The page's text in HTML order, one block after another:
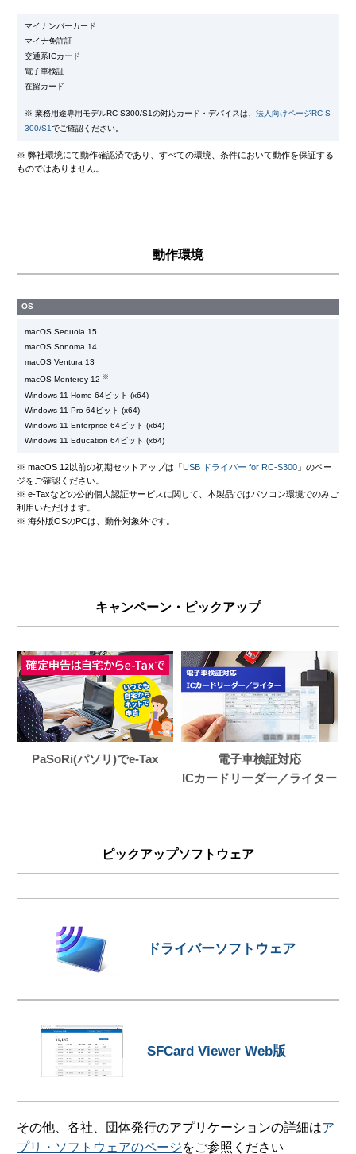
マイナンバーカード
マイナ免許証
交通系ICカード
電子車検証
在留カード
※ 業務用途専用モデルRC-S300/S1の対応カード・デバイスは、 法人向けページRC-S
300/S1でご確認ください。
※ 弊社環境にて動作確認済であり、すべての環境、条件において動作を保証する
ものではありません。
動作環境
OS
macOS Sequoia 15
macOS Sonoma 14
macOS Ventura 13
macOS Monterey 12 ※
Windows 11 Home 64ビット (x64)
Windows 11 Pro 64ビット (x64)
Windows 11 Enterprise 64ビット (x64)
Windows 11 Education 64ビット (x64)
※ macOS 12以前の初期セットアップは「USB ドライバー for RC-S300 」のペー
ジをご確認ください。
※ e-Taxなどの公的個人認証サービスに関して、本製品ではパソコン環境でのみご
利用いただけます。
※ 海外版OSのPCは、動作対象外です。
キャンペーン・ピックアップ
PaSoRi(パソリ)でe-Tax
電子車検証対応
ICカードリーダー／ライター
ピックアップソフトウェア
ドライバーソフトウェア
SFCard Viewer Web版
その他、各社、団体発行のアプリケーションの詳細はア
プリ・ソフトウェアのページをご参照ください